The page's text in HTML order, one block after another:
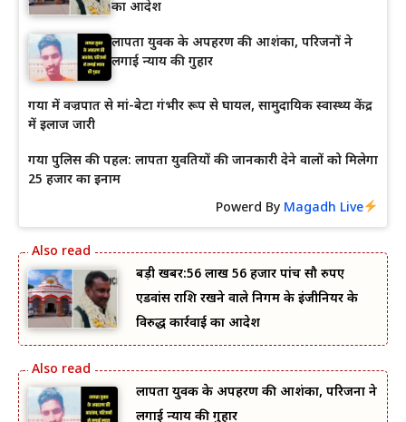
का आदेश
लापता युवक के अपहरण की आशंका, परिजनों ने
लगाई न्याय की गुहार
गया में वज्रपात से मां-बेटा गंभीर रूप से घायल, सामुदायिक स्वास्थ्य केंद्र
में इलाज जारी
गया पुलिस की पहल: लापता युवतियों की जानकारी देने वालों को मिलेगा
25 हजार का इनाम
Powerd By Magadh Live
बड़ी खबर:56 लाख 56 हजार पांच सौ रुपए
एडवांस राशि रखने वाले निगम के इंजीनियर के
विरुद्ध कार्रवाई का आदेश
लापता युवक के अपहरण की आशंका, परिजनों ने
लगाई न्याय की गुहार